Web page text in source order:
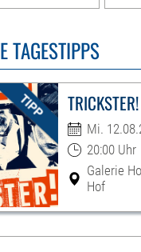
TAGESTIPPS
Mi.
20:00 Uhr
Galerie
Hof